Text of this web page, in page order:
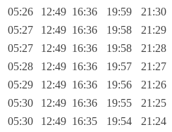
05:26 12:49 16:36 19:59
21:30
05:27 12:49 16:36 19:58
21:29
05:27 12:49 16:36 19:58
21:28
05:28 12:49 16:36 19:57
21:27
05:29 12:49 16:36 19:56
21:26
05:30 12:49 16:36 19:55
21:25
05:30 12:49 16:35 19:54
21:24